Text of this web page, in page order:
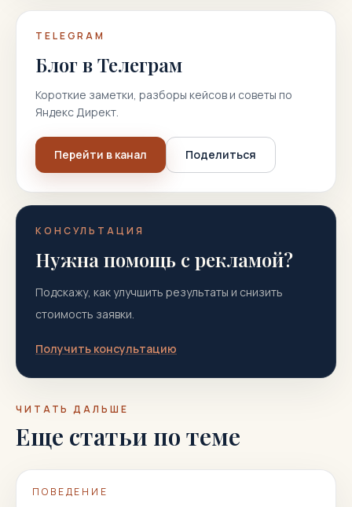
TELEGRAM
Блог в Телеграм
Короткие заметки, разборы кейсов и советы по
Яндекс Директ.
Перейти в канал Поделиться
КОНСУЛЬТАЦИЯ
Нужна помощь с рекламой?
Подскажу, как улучшить результаты и снизить
стоимость заявки.
Получить консультацию
ЧИТАТЬ ДАЛЬШЕ
Еще статьи по теме
ПОВЕДЕНИЕ